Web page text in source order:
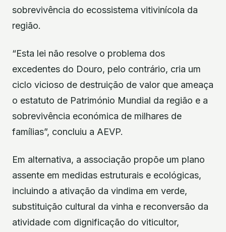
sobrevivência do ecossistema vitivinícola da
região.
“Esta lei não resolve o problema dos
excedentes do Douro, pelo contrário, cria um
ciclo vicioso de destruição de valor que ameaça
o estatuto de Património Mundial da região e a
sobrevivência económica de milhares de
famílias”, concluiu a AEVP.
Em alternativa, a associação propõe um plano
assente em medidas estruturais e ecológicas,
incluindo a ativação da vindima em verde,
substituição cultural da vinha e reconversão da
atividade com dignificação do viticultor,